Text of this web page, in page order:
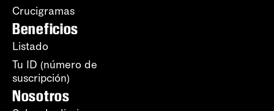
Crucigramas
Beneficios
Listado
Tu ID (número de
suscripción)
Nosotros